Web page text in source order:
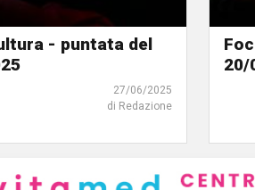
- puntata del
27/06/2025
di Redazione
20/